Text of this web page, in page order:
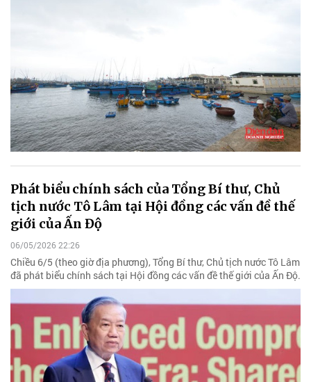
Phát biểu chính sách của Tổng Bí thư, Chủ
tịch nước Tô Lâm tại Hội đồng các vấn đề thế
giới của Ấn Độ
06/05/2026 22:26
Chiều 6/5 (theo giờ địa phương), Tổng Bí thư, Chủ tịch nước Tô Lâm
đã phát biểu chính sách tại Hội đồng các vấn đề thế giới của Ấn Độ.